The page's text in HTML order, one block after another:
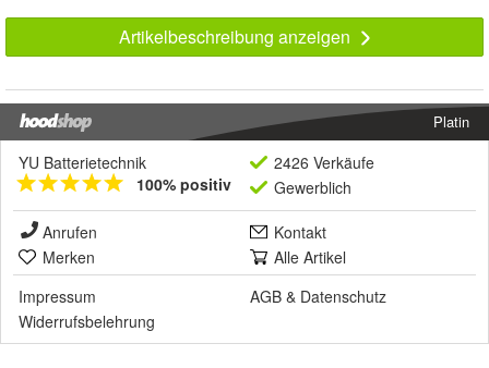
Artikelbeschreibung anzeigen
Platin
YU Batterietechnik
100% positiv
2426 Verkäufe
Gewerblich
Anrufen
Kontakt
Merken
Alle Artikel
Impressum
AGB & Datenschutz
Widerrufsbelehrung